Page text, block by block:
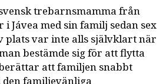
trebarnsmamma från
i Jávea med sin familj sedan sex
plats var inte alls självklart när
bestämde sig för att flytta
att familjen snabbt